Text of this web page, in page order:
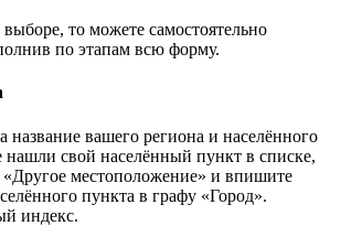
то можете самостоятельно
по этапам всю форму.
название вашего региона и населённого
свой населённый пункт в списке,
«Другое местоположение» и впишите
пункта в графу «Город».
индекс.